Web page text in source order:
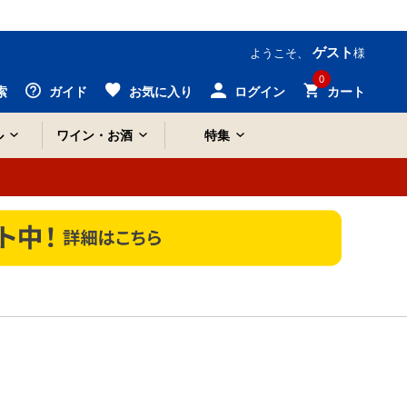
ようこそ、 ゲスト 様
ガイド お気に入り ログイン
0
カート
ワイン・お酒 特集